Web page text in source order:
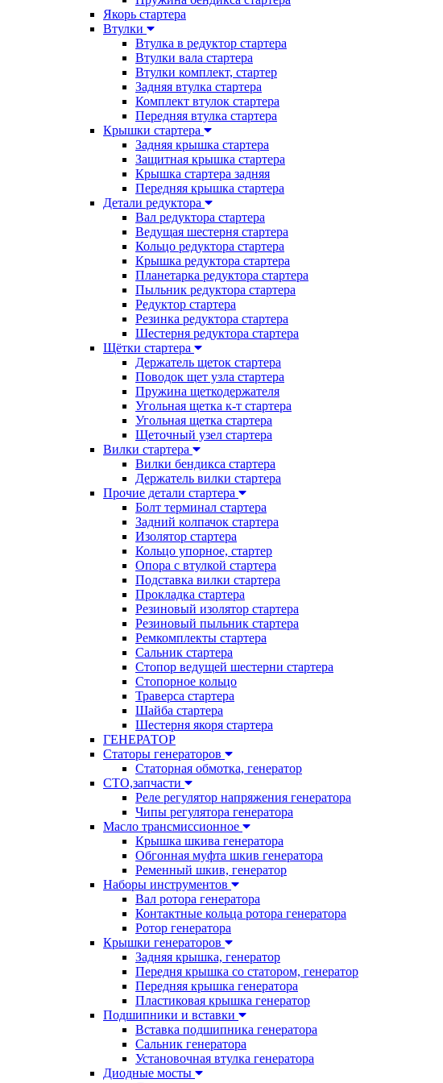
Якорь стартера
Втулки
Втулка в редуктор стартера
Втулки вала стартера
Втулки комплект, стартер
Задняя втулка стартера
Комплект втулок стартера
Передняя втулка стартера
Крышки стартера
Задняя крышка стартера
Защитная крышка стартера
Крышка стартера задняя
Передняя крышка стартера
Детали редуктора
Вал редуктора стартера
Ведущая шестерня стартера
Кольцо редуктора стартера
Крышка редуктора стартера
Планетарка редуктора стартера
Пыльник редуктора стартера
Редуктор стартера
Резинка редуктора стартера
Шестерня редуктора стартера
Щётки стартера
Держатель щеток стартера
Поводок щет узла стартера
Пружина щеткодержателя
Угольная щетка к-т стартера
Угольная щетка стартера
Щеточный узел стартера
Вилки стартера
Вилки бендикса стартера
Держатель вилки стартера
Прочие детали стартера
Болт терминал стартера
Задний колпачок стартера
Изолятор стартера
Кольцо упорное, стартер
Опора с втулкой стартера
Подставка вилки стартера
Прокладка стартера
Резиновый изолятор стартера
Резиновый пыльник стартера
Ремкомплекты стартера
Сальник стартера
Стопор ведущей шестерни стартера
Стопорное кольцо
Траверса стартера
Шайба стартера
Шестерня якоря стартера
ГЕНЕРАТОР
Статоры генераторов
Статорная обмотка, генератор
СТО,запчасти
Реле регулятор напряжения генератора
Чипы регулятора генератора
Масло трансмиссионное
Крышка шкива генератора
Обгонная муфта шкив генератора
Ременный шкив, генератор
Наборы инструментов
Вал ротора генератора
Контактные кольца ротора генератора
Ротор генератора
Крышки генераторов
Задняя крышка, генератор
Передня крышка со статором, генератор
Передняя крышка генератора
Пластиковая крышка генератор
Подшипники и вставки
Вставка подшипника генератора
Сальник генератора
Установочная втулка генератора
Диодные мосты